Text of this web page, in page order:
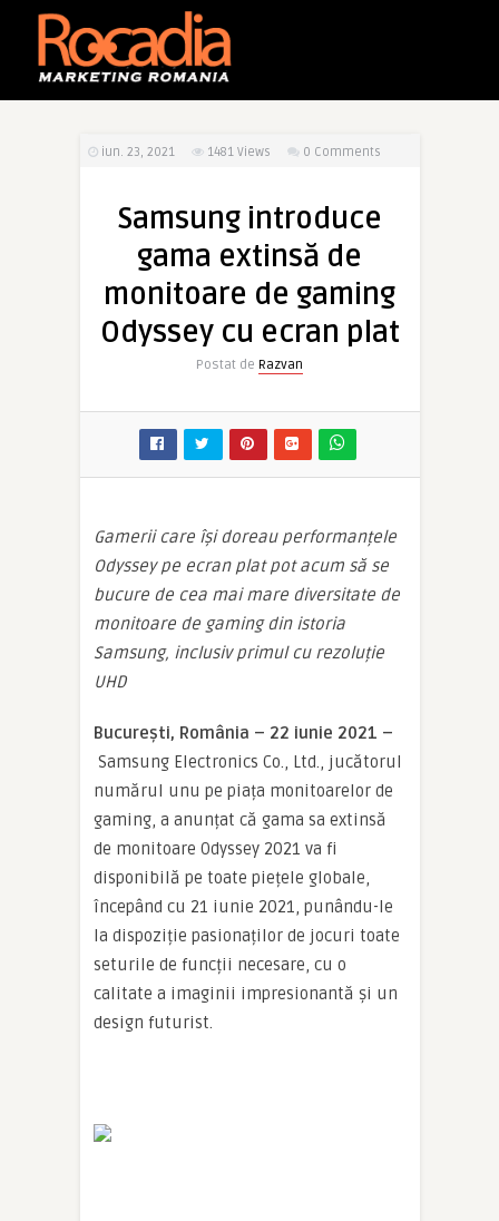
iun. 23, 2021 1481 Views 0 Comments
Samsung introduce
gama extinsă de
monitoare de gaming
Odyssey cu ecran plat
Postat de Razvan
Gamerii care își doreau performanțele
Odyssey pe ecran plat pot acum să se
bucure de cea mai mare diversitate de
monitoare de gaming din istoria
Samsung, inclusiv primul cu rezoluție
UHD
București, România – 22 iunie 2021 –
Samsung Electronics Co., Ltd., jucătorul
numărul unu pe piața monitoarelor de
gaming, a anunțat că gama sa extinsă
de monitoare Odyssey 2021 va fi
disponibilă pe toate piețele globale,
începând cu 21 iunie 2021, punându-le
la dispoziție pasionaților de jocuri toate
seturile de funcții necesare, cu o
calitate a imaginii impresionantă și un
design futurist.